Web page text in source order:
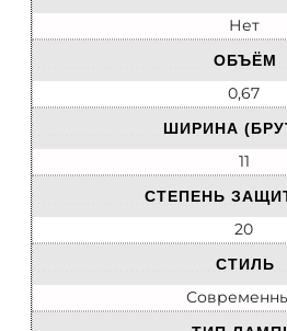
Нет
ОБЪЁМ
0,67
ШИРИНА
11
СТЕПЕНЬ
20
СТИЛЬ